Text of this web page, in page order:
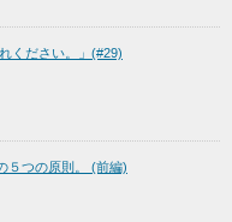
ください。」(#29)
５つの原則。 (前編)